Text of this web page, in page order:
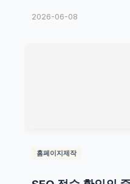
2026-06-08
홈페이지제작